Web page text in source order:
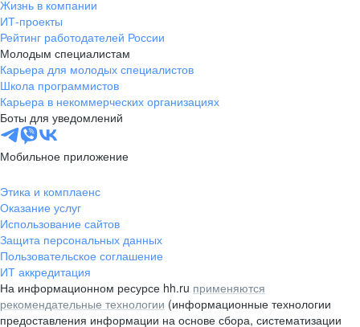
Жизнь в компании
ИТ-проекты
Рейтинг работодателей России
Молодым специалистам
Карьера для молодых специалистов
Школа программистов
Карьера в некоммерческих организациях
Боты для уведомлений
Мобильное приложение
Этика и комплаенс
Оказание услуг
Использование сайтов
Защита персональных данных
Пользовательское соглашение
ИТ аккредитация
На информационном ресурсе hh.ru применяются
рекомендательные технологии (информационные технологии
предоставления информации на основе сбора, систематизации